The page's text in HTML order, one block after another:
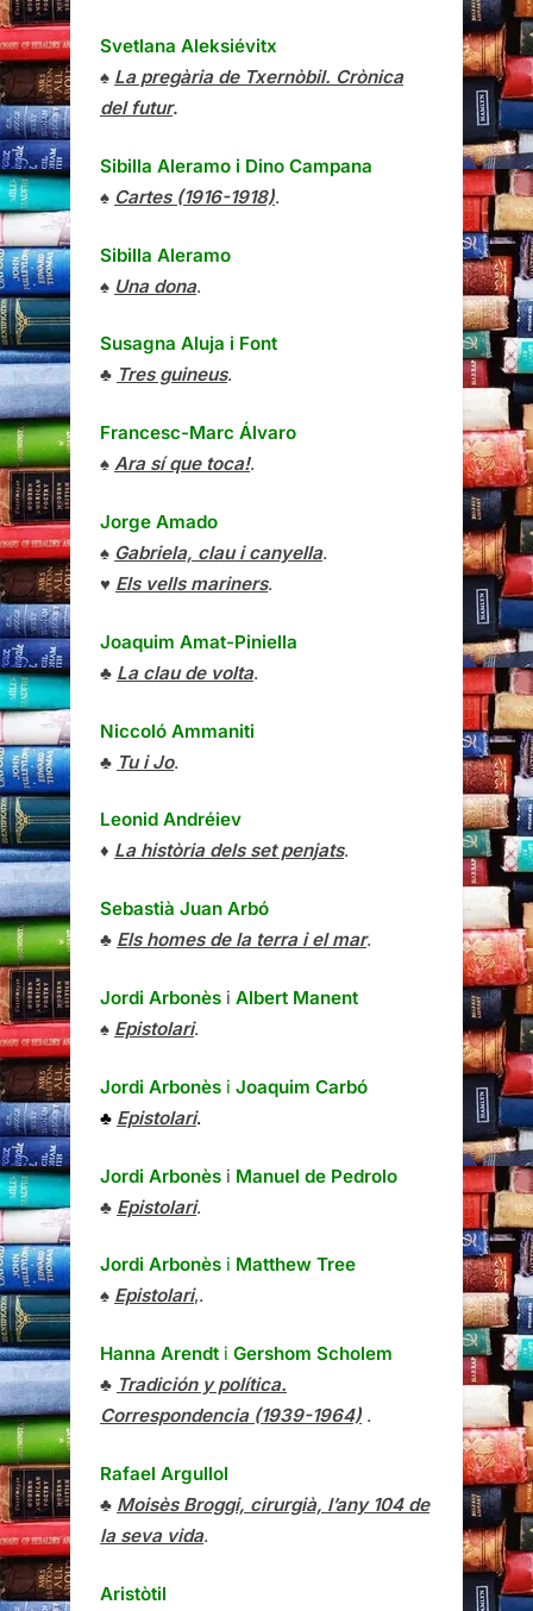
Svetlana Aleksiévitx
♠ La pregària de Txernòbil. Crònica
del futur.
Sibilla Aleramo i Dino Campana
♠ Cartes (1916-1918).
Sibilla Aleramo
♠ Una dona.
Susagna Aluja i Font
♣ Tres guineus.
Francesc-Marc Álvaro
♠ Ara sí que toca!.
Jorge Amado
♠ Gabriela, clau i canyella.
♥ Els vells mariners.
Joaquim Amat-Piniella
♣ La clau de volta.
Niccoló Ammaniti
♣ Tu i Jo.
Leonid Andréiev
♦ La història dels set penjats.
Sebastià Juan Arbó
♣ Els homes de la terra i el mar.
Jordi Arbonès i Albert Manent
♠ Epistolari.
Jordi Arbonès i Joaquim Carbó
♣ Epistolari.
Jordi Arbonès i Manuel de Pedrolo
♣ Epistolari.
Jordi Arbonès i Matthew Tree
♠ Epistolari,.
Hanna Arendt i Gershom Scholem
♣ Tradición y política.
Correspondencia (1939-1964) .
Rafael Argullol
♣ Moisès Broggi, cirurgià, l’any 104 de
la seva vida.
Aristòtil